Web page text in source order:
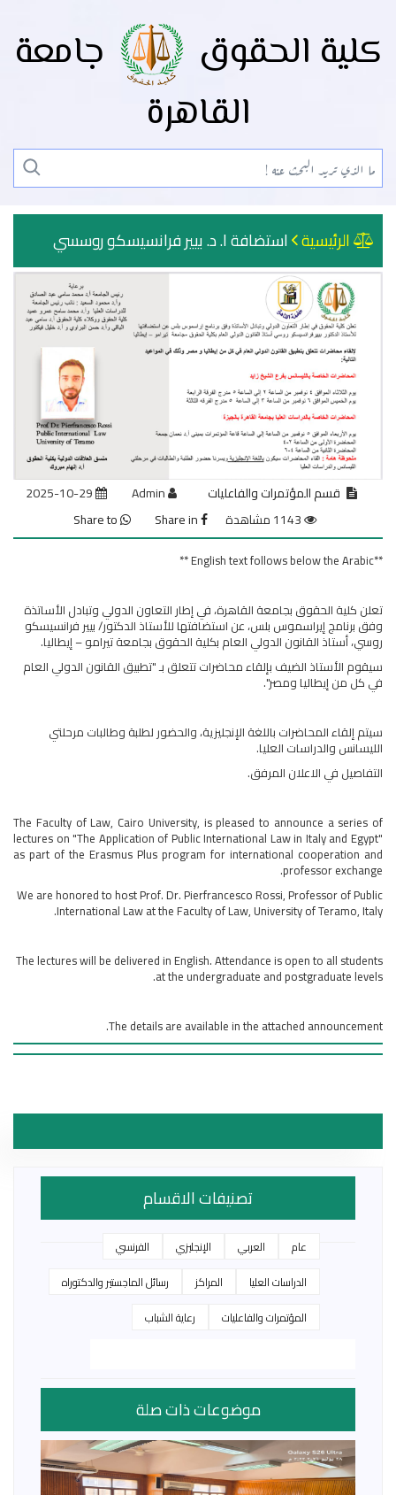
كلية الحقوق
جامعة
القاهرة
الرئيسية استضافة ا. د. بيير فرانسيسكو روسسي
قسم المؤتمرات والفاعليات
**English text follows below the Arabic **
تعلن كلية الحقوق بجامعة القاهرة، في إطار التعاون الدولي وتبادل الأساتذة
وفق برنامج إيراسموس بلس، عن استضافتها للأستاذ الدكتور/ بيير فرانسيسكو
روسي، أستاذ القانون الدولي العام بكلية الحقوق بجامعة تيرامو – إيطاليا.
​سيقوم الأستاذ الضيف بإلقاء محاضرات تتعلق بـ "تطبيق القانون الدولي العام
في كل من إيطاليا ومصر".
سيتم إلقاء المحاضرات باللغة الإنجليزية، والحضور لطلبة وطالبات مرحلتي
الليسانس والدراسات العليا.
التفاصيل في الاعلان المرفق.
The Faculty of Law, Cairo University, is pleased to announce a series of
lectures on "The Application of Public International Law in Italy and Egypt"
as part of the Erasmus Plus program for international cooperation and
professor exchange.
​We are honored to host Prof. Dr. Pierfrancesco Rossi, Professor of Public
International Law at the Faculty of Law, University of Teramo, Italy.
The lectures will be delivered in English. Attendance is open to all students
at the undergraduate and postgraduate levels.
The details are available in the attached announcement.
تصنيفات الاقسام
عام العربي الإنجليزي
الفرنسي
الدراسات العليا
المراكز
رسائل الماجستير والدكتوراه
المؤتمرات والفاعليات
رعاية الشباب
موضوعات ذات صلة